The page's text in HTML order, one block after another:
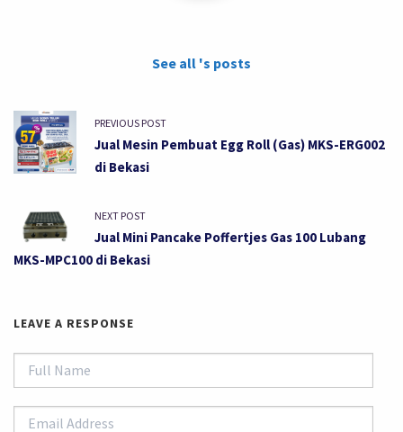
See all 's posts
PREVIOUS POST
Jual Mesin Pembuat Egg Roll (Gas) MKS-ERG002
di Bekasi
NEXT POST
Jual Mini Pancake Poffertjes Gas 100 Lubang
MKS-MPC100 di Bekasi
LEAVE A RESPONSE